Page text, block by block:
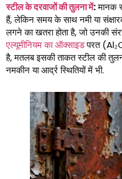
स्टील के दरवाजों की तुलना में:मानक
हैं, लेकिन समय के साथ नमी या
लगने का खतरा होता है, जो उनकी
एल्यूमीनियम का ऑक्साइडपरत
है, मतलब इसकी ताकत स्टील की
नमकीन या आर्द्र स्थितियों में भी.